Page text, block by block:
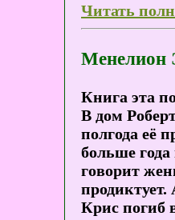
Читать
Менелион
Книга эта
В дом
полгода её
больше
говорит
Крис погиб